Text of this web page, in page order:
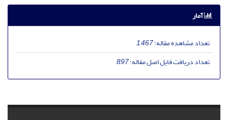
آمار
تعداد مشاهده مقاله:1,467
تعداد دریافت فایل اصل مقاله:897